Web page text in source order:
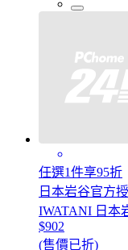
任選1件享95折
日本岩谷官方
IWATANI 日本
$902
(售價已折)